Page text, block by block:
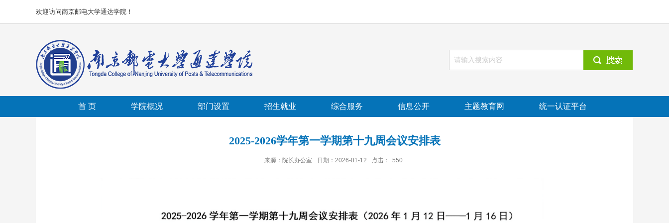
欢迎访问南京邮电大学通达学院！
首 页 学院概况 部门设置 招生就业 综合服务 信息公开 主题教育网 统一认证平台
2025-2026学年第一学期第十九周会议安排表
来源：院长办公室 日期：2026-01-12 点击： 550